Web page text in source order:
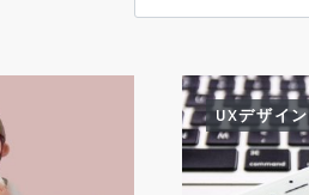
UXデザイン